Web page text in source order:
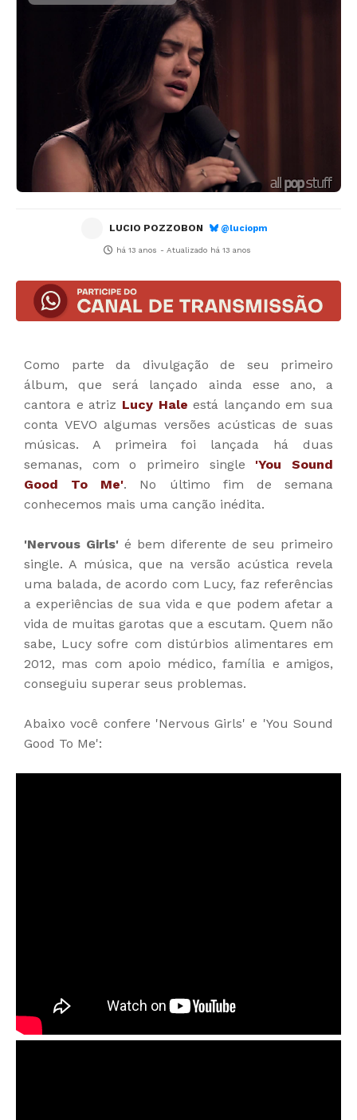
LUCIO POZZOBON @luciopm
há 13 anos - Atualizado há 13 anos
Como parte da divulgação de seu primeiro
álbum, que será lançado ainda esse ano, a
cantora e atriz Lucy Hale está lançando em sua
conta VEVO algumas versões acústicas de suas
músicas. A primeira foi lançada há duas
semanas, com o primeiro single 'You Sound
Good To Me'. No último fim de semana
conhecemos mais uma canção inédita.
'Nervous Girls' é bem diferente de seu primeiro
single. A música, que na versão acústica revela
uma balada, de acordo com Lucy, faz referências
a experiências de sua vida e que podem afetar a
vida de muitas garotas que a escutam. Quem não
sabe, Lucy sofre com distúrbios alimentares em
2012, mas com apoio médico, família e amigos,
conseguiu superar seus problemas.
Abaixo você confere 'Nervous Girls' e 'You Sound
Good To Me':